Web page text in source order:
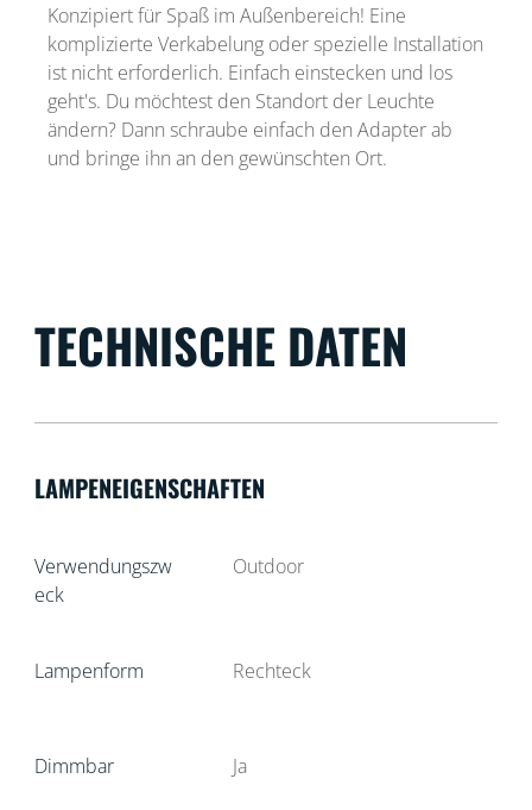
Konzipiert für Spaß im Außenbereich! Eine
komplizierte Verkabelung oder spezielle Installation
ist nicht erforderlich. Einfach einstecken und los
geht's. Du möchtest den Standort der Leuchte
ändern? Dann schraube einfach den Adapter ab
und bringe ihn an den gewünschten Ort.
TECHNISCHE DATEN
LAMPENEIGENSCHAFTEN
Verwendungszw
eck
Outdoor
Lampenform Rechteck
Dimmbar Ja